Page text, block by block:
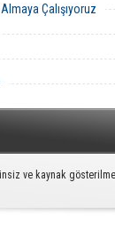
Çalışıyoruz
ve kaynak